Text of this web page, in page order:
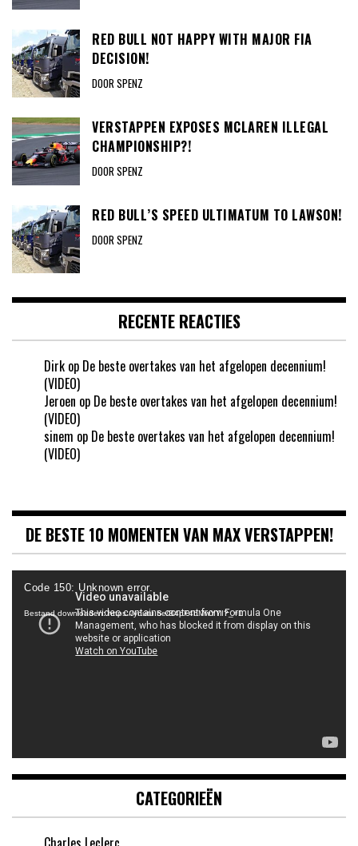
RED BULL NOT HAPPY WITH MAJOR FIA
DECISION!
DOOR SPENZ
VERSTAPPEN EXPOSES MCLAREN ILLEGAL
CHAMPIONSHIP?!
DOOR SPENZ
RED BULL’S SPEED ULTIMATUM TO LAWSON!
DOOR SPENZ
RECENTE REACTIES
Dirk op De beste overtakes van het afgelopen decennium!
(VIDEO)
Jeroen op De beste overtakes van het afgelopen decennium!
(VIDEO)
sinem op De beste overtakes van het afgelopen decennium!
(VIDEO)
DE BESTE 10 MOMENTEN VAN MAX VERSTAPPEN!
Videospeler
Code 150: Unknown error.
Bestand downloaden: https://youtu.be/B4pF4bMwYYI?_=1
CATEGORIEËN